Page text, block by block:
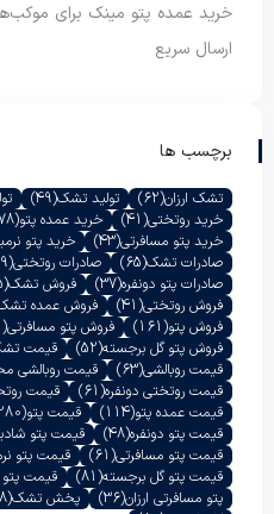
خرید عمده پتو مینک برای
ارسال سریع
برچسب ها
تشک ارزان(62) تولید تشک(49)
خرید روتختی(41) خرید عمده پتو(78)
خرید پتو مسافرتی(43) خرید پتو
صادرات تشک(65) صادرات روتختی(39)
صادرات پتو دونفره(37) فروش تشک(55)
فروش روتختی(41) فروش عمده
فروش پتو(161) فروش پتو مسافرتی(41)
فروش پتو گل برجسته(52) قیمت
قیمت روبالشی(63) قیمت روبالشی
قیمت روتختی دونفره(61) قیمت
قیمت عمده پتو(114) قیمت پتو(280)
قیمت پتو دونفره(48) قیمت پتو
قیمت پتو مسافرتی(61) قیمت پتو
قیمت پتو گل برجسته(81) قیمت
پتو مسافرتی ارزان(36) پخش تشک(38)